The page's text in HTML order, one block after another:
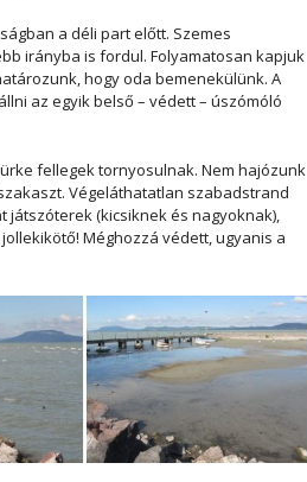
a déli part előtt. Szemes
irányba is fordul. Folyamatosan kapjuk
hogy oda bemenekülünk. A
az egyik belső – védett – úszómóló
fellegek tornyosulnak. Nem hajózunk
Végeláthatatlan szabadstrand
játszóterek (kicsiknek és nagyoknak),
Méghozzá védett, ugyanis a